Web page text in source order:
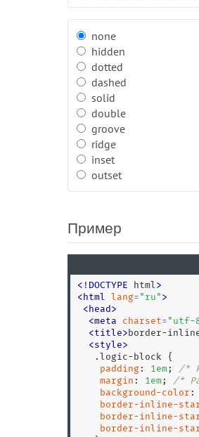
none
hidden
dotted
dashed
solid
double
groove
ridge
inset
outset
Пример
< ! DOCTYPE html >
<html lang= " ru " >
<head>
<meta charset= " utf-
<title>border-
<style>
.logic-block {
padding : 1 em;
/*
margin : 1 em;
/*
background-color :
border-inline-
border-inline-
border-inline-